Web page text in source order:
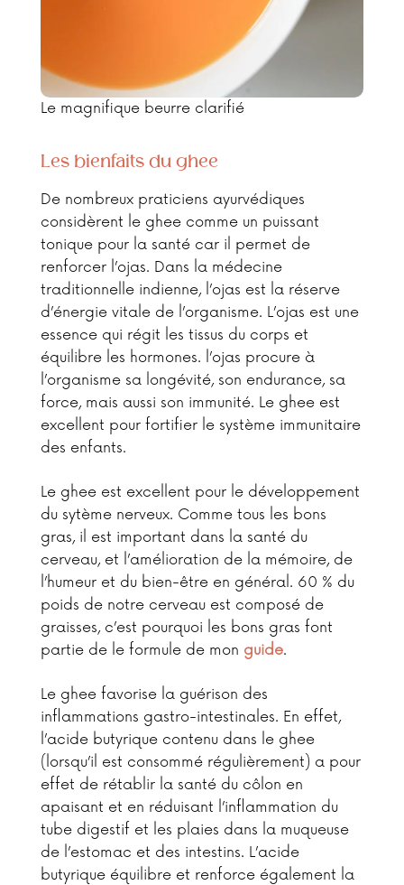
Le magnifique beurre clarifié
Les bienfaits du ghee
De nombreux praticiens ayurvédiques
considèrent le ghee comme un puissant
tonique pour la santé car il permet de
renforcer l’ojas. Dans la médecine
traditionnelle indienne, l’ojas est la réserve
d’énergie vitale de l’organisme. L’ojas est une
essence qui régit les tissus du corps et
équilibre les hormones. l’ojas procure à
l’organisme sa longévité, son endurance, sa
force, mais aussi son immunité. Le ghee est
excellent pour fortifier le système immunitaire
des enfants.
Le ghee est excellent pour le développement
du sytème nerveux. Comme tous les bons
gras, il est important dans la santé du
cerveau, et l’amélioration de la mémoire, de
l’humeur et du bien-être en général. 60 % du
poids de notre cerveau est composé de
graisses, c’est pourquoi les bons gras font
partie de le formule de mon guide.
Le ghee favorise la guérison des
inflammations gastro-intestinales. En effet,
l’acide butyrique contenu dans le ghee
(lorsqu’il est consommé régulièrement) a pour
effet de rétablir la santé du côlon en
apaisant et en réduisant l’inflammation du
tube digestif et les plaies dans la muqueuse
de l’estomac et des intestins. L’acide
butyrique équilibre et renforce également la